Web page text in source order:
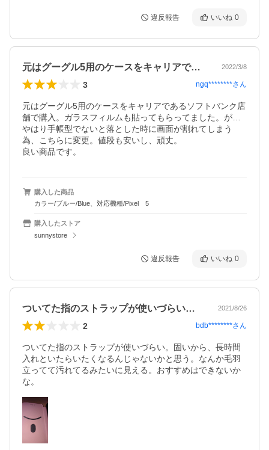
違反報告 いいね 0
元はグーグル5用のケースをキャリアであ… 2022/3/8
3 ngq********さん
元はグーグル5用のケースをキャリアであるソフトバンク店
舗で購入。ガラスフィルムも貼ってもらってました。が…
やはり手帳型でないと落とした時に画面が割れてしまう
為、こちらに変更。値段も安いし、頑丈。
良い商品です。
購入した商品
カラー/ブルー/Blue、対応機種/Pixel 5
購入したストア
sunnystore
違反報告 いいね 0
ついてた指のストラップが使いづらい。固… 2021/8/26
2 bdb********さん
ついてた指のストラップが使いづらい。固いから、長時間
入れといたらいたくなるんじゃないかと思う。なんか毛羽
立ってて汚れてるみたいに見える。おすすめはできないか
な。